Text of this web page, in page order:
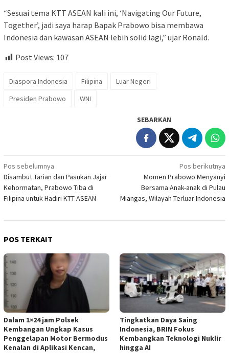
“Sesuai tema KTT ASEAN kali ini, ‘Navigating Our Future,
Together’, jadi saya harap Bapak Prabowo bisa membawa
Indonesia dan kawasan ASEAN lebih solid lagi,” ujar Ronald.
Post Views: 107
Diaspora Indonesia Filipina
Luar Negeri
Presiden Prabowo
WNI
SEBARKAN
Navigasi
pos
Pos sebelumnya
Disambut Tarian dan Pasukan Jajar
Kehormatan, Prabowo Tiba di
Filipina untuk Hadiri KTT ASEAN
Pos berikutnya
Momen Prabowo Menyanyi
Bersama Anak-anak di Pulau
Miangas, Wilayah Terluar Indonesia
POS TERKAIT
Dalam 1×24 jam Polsek
Kembangan Ungkap Kasus
Penggelapan Motor Bermodus
Kenalan di Aplikasi Kencan,
Tingkatkan Daya Saing
Indonesia, BRIN Fokus
Kembangkan Teknologi Nuklir
hingga AI